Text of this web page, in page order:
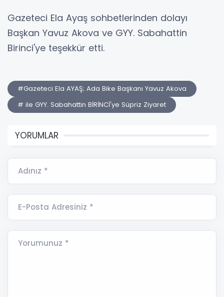
Gazeteci Ela Ayaş sohbetlerinden dolayı
Başkan Yavuz Akova ve GYY. Sabahattin
Birinci'ye teşekkür etti.
#Gazeteci Ela AYAŞ; Ada Bike Başkanı Yavuz Akova
# ile GYY. Sabahattin BİRİNCİ'ye Süpriz Ziyaret
YORUMLAR
Adınız *
E-Posta Adresiniz *
Yorumunuz *